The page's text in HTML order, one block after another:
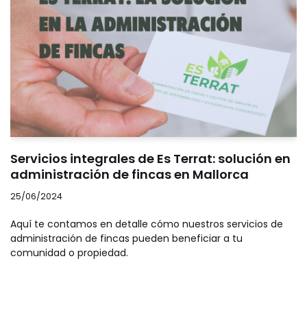
Servicios integrales de Es Terrat: solución en
administración de fincas en Mallorca
25/06/2024
Aquí te contamos en detalle cómo nuestros servicios de
administración de fincas pueden beneficiar a tu
comunidad o propiedad.